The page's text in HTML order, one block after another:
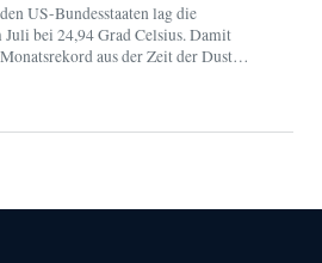
US-Bundesstaaten lag die
bei 24,94 Grad Celsius. Damit
aus der Zeit der Dust